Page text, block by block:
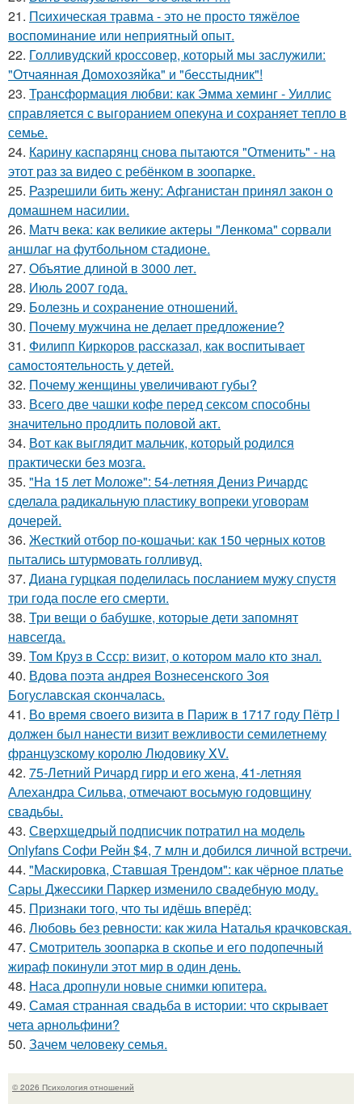
21. Пcиxическая травма - это не просто тяжёлое
воспоминание или неприятный опыт.
22. Голливудский кроссовер, который мы заслужили:
"Отчаянная Домохозяйка" и "бесстыдник"!
23. Трансформация любви: как Эмма хеминг - Уиллис
справляется с выгоранием опекуна и сохраняет тепло в
семье.
24. Карину каспарянц снова пытаются "Отменить" - на
этот раз за видео с ребёнком в зоопарке.
25. Разрешили бить жену: Афганистан принял закон о
домашнем насилии.
26. Матч века: как великие актеры "Ленкома" сорвали
аншлаг на футбольном стадионе.
27. Объятие длиной в 3000 лет.
28. Июль 2007 года.
29. Болезнь и сохранение отношений.
30. Почему мужчина не делает предложение?
31. Филипп Киркоров рассказал, как воспитывает
самостоятельность у детей.
32. Почему женщины увеличивают губы?
33. Всего две чашки кофе перед сексом способны
значительно продлить половой акт.
34. Вот как выглядит мальчик, который родился
практически без мозга.
35. "На 15 лет Моложе": 54-летняя Дениз Ричардс
сделала радикальную пластику вопреки уговорам
дочерей.
36. Жесткий отбор по-кошачьи: как 150 черных котов
пытались штурмовать голливуд.
37. Диана гурцкая поделилась посланием мужу спустя
три года после его смерти.
38. Три вещи о бабушке, которые дети запомнят
навсегда.
39. Том Круз в Ссср: визит, о котором мало кто знал.
40. Вдова поэта андрея Вознесенского Зоя
Богуславская скончалась.
41. Во время своего визита в Париж в 1717 году Пётр I
должен был нанести визит вежливости семилетнему
французскому королю Людовику XV.
42. 75-Летний Ричард гирр и его жена, 41-летняя
Алехандра Сильва, отмечают восьмую годовщину
свадьбы.
43. Сверхщедрый подписчик потратил на модель
Onlyfans Софи Рейн $4, 7 млн и добился личной встречи.
44. "Маскировка, Ставшая Трендом": как чёрное платье
Сары Джессики Паркер изменило свадебную моду.
45. Признаки того, что ты идёшь вперёд:
46. Любовь без ревности: как жила Наталья крачковская.
47. Смотритель зоопарка в скопье и его подопечный
жираф покинули этот мир в один день.
48. Наса дропнули новые снимки юпитера.
49. Самая странная свадьба в истории: что скрывает
чета арнольфини?
50. Зачем человеку семья.
© 2026 Психология отношений